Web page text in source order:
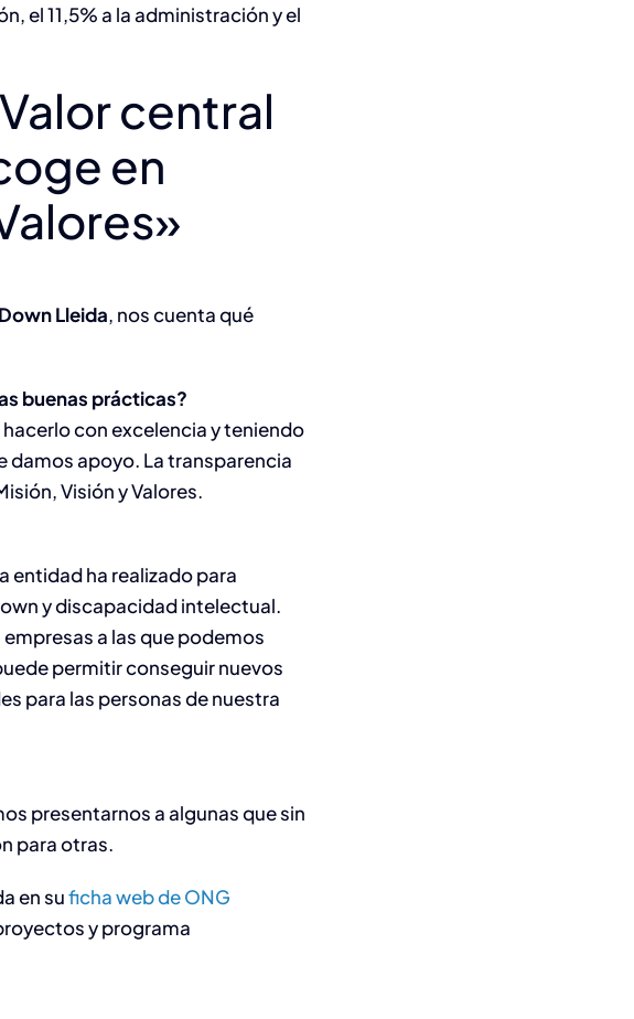
el 11,5% a la administración y el
central
en
Lleida, nos cuenta qué
buenas prácticas?
con excelencia y teniendo
damos apoyo. La transparencia
Visión y Valores.
entidad ha realizado para
y discapacidad intelectual.
a las que podemos
permitir conseguir nuevos
para las personas de nuestra
presentarnos a algunas que sin
para otras.
en suficha web de ONG
y programa